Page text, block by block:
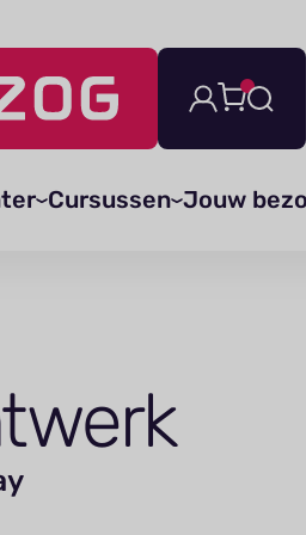
Cursussen Jouw